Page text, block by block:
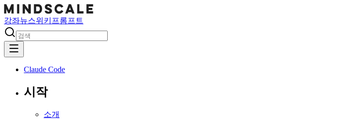
강좌뉴스위키 프롬프트
Claude Code
시작
소개